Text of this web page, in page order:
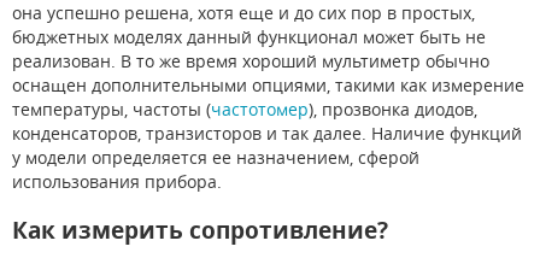
она успешно решена, хотя еще и до сих пор в простых,
бюджетных моделях данный функционал может быть не
реализован. В то же время хороший мультиметр обычно
оснащен дополнительными опциями, такими как измерение
температуры, частоты (частотомер), прозвонка диодов,
конденсаторов, транзисторов и так далее. Наличие функций
у модели определяется ее назначением, сферой
использования прибора.
Как измерить сопротивление?